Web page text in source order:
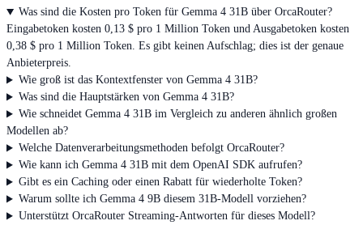
Was sind die Kosten pro Token für Gemma 4 31B über OrcaRouter?
Eingabetoken kosten 0,13 $ pro 1 Million Token und Ausgabetoken kosten
0,38 $ pro 1 Million Token. Es gibt keinen Aufschlag; dies ist der genaue
Anbieterpreis.
Wie groß ist das Kontextfenster von Gemma 4 31B?
Was sind die Hauptstärken von Gemma 4 31B?
Wie schneidet Gemma 4 31B im Vergleich zu anderen ähnlich großen
Modellen ab?
Welche Datenverarbeitungsmethoden befolgt OrcaRouter?
Wie kann ich Gemma 4 31B mit dem OpenAI SDK aufrufen?
Gibt es ein Caching oder einen Rabatt für wiederholte Token?
Warum sollte ich Gemma 4 9B diesem 31B-Modell vorziehen?
Unterstützt OrcaRouter Streaming-Antworten für dieses Modell?